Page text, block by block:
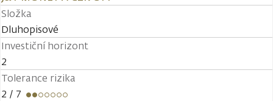
Složka
Dluhopisové
Investiční horizont
2
Tolerance rizika
2 / 7